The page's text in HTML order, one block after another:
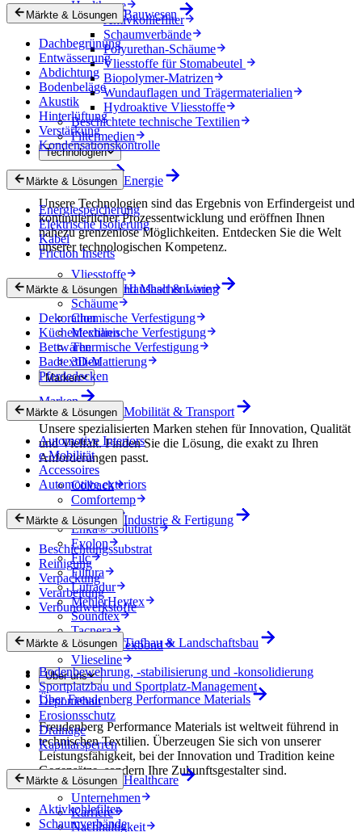
Healthcare
Aktivkohlefilter
Schaumverbände
Polyurethan-Schäume
Vliesstoffe für Stomabeutel
Biopolymer-Matrizen
Wundauflagen und Trägermaterialien
Hydroaktive Vliesstoffe
Beschichtete technische Textilien
Filtermedien
Technologien
Technologien
Unsere Technologien sind das Ergebnis von Erfindergeist und
kontinuierlicher Prozessentwicklung und eröffnen Ihnen
nahezu grenzenlose Möglichkeiten. Entdecken Sie die Welt
unserer technologischen Kompetenz.
Vliesstoffe
Gewebe und Maschenware
Schäume
Chemische Verfestigung
Mechanische Verfestigung
Thermische Verfestigung
3D-Mattierung
Marken
Marken
Unsere spezialisierten Marken stehen für Innovation, Qualität
und Vielfalt. Finden Sie die Lösung, die exakt zu Ihren
Anforderungen passt.
Colback
Comfortemp
Dripstop
Enka® Solutions
Evolon
Filc
Filtura
Lutradur
MehlerHeytex
Soundtex
Tacnera
Terbond-Texbond
Vlieseline
Über uns
Über Freudenberg Performance Materials
Freudenberg Performance Materials ist weltweit führend in
technischen Textilien. Überzeugen Sie sich von unserer
Leistungsfähigkeit, bei der Innovation und Tradition keine
Gegensätze, sondern Ihre Zukunftsgestalter sind.
Unternehmen
Karriere
Nachhaltigkeit
Märkte & Lösungen Bauwesen
Dachbegrünung
Entwässerung
Abdichtung
Bodenbeläge
Akustik
Hinterlüftung
Verstärkung
Kondensationskontrolle
Märkte & Lösungen Energie
Energiespeicherung
Elektrische Isolierung
Kabel
Friction Inserts
Märkte & Lösungen Haushalt & Living
Dekoration
Küchentextilien
Bettwaren
Badtextilien
Pferdedecken
Märkte & Lösungen Mobilität & Transport
Automotive Interiors
e-Mobilität
Accessoires
Automotive exteriors
Märkte & Lösungen Industrie & Fertigung
Beschichtungssubstrat
Reinigung
Verpackung
Verarbeitung
Verbundwerkstoffe
Märkte & Lösungen Tiefbau & Landschaftsbau
Bodenbewehrung, -stabilisierung und -konsolidierung
Sportplatzbau und Sportplatz-Management
Deponiebau
Erosionsschutz
Drainage
Kapillarsperren
Märkte & Lösungen Healthcare
Aktivkohlefilter
Schaumverbände